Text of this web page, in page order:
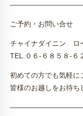
ご予約・お問い合せ
チャイナダイニン ロ
TEL.０６-６８５８-６
初めての方でも気軽に
皆様のお越しをお待ち